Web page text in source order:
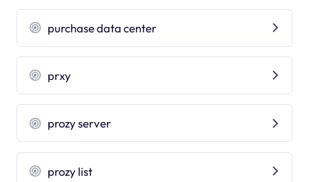
purchase data center
prxy
prozy server
prozy list